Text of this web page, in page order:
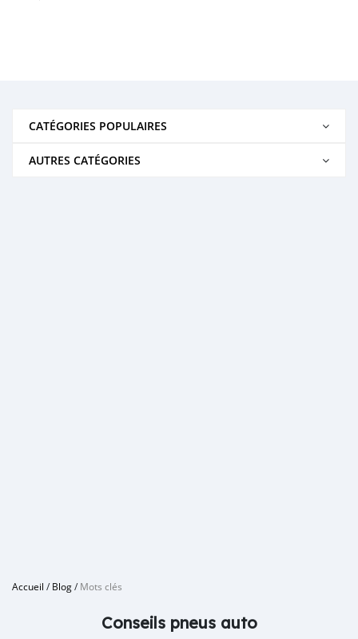
CATÉGORIES POPULAIRES
AUTRES CATÉGORIES
Accueil /Blog/Mots clés
Conseils pneus auto